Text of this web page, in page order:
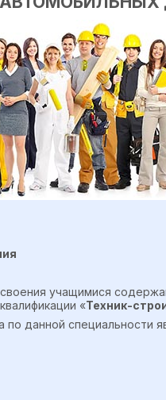
учащимися
«Техник-
данной специальности